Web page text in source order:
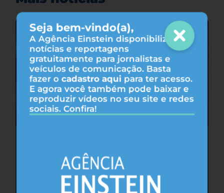
Seja bem-vindo(a),
A Agência Einstein disponibiliza
notícias e reportagens
gratuitamente para jornalistas e
veículos de comunicação. Basta
fazer o cadastro aqui para ter acesso.
E agora você também pode baixar e
reproduzir vídeos no seu site e redes
sociais. Confira!
privação do sono, sugere estudo